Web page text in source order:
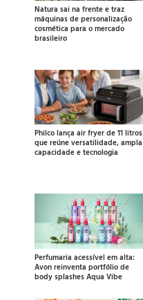
Natura sai na frente e traz
máquinas de personalização
cosmética para o mercado
brasileiro
Philco lança air fryer de 11 litros
que reúne versatilidade, ampla
capacidade e tecnologia
Perfumaria acessível em alta:
Avon reinventa portfólio de
body splashes Aqua Vibe